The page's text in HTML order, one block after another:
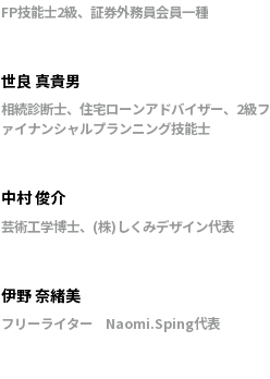
FP技能士2級、証券外務員会員一種
世良 真貴男
相続診断士、住宅ローンアドバイザー、2級フ
ァイナンシャルプランニング技能士
中村 俊介
芸術工学博士、(株)しくみデザイン代表
伊野 奈緒美
フリーライター Naomi.Sping代表